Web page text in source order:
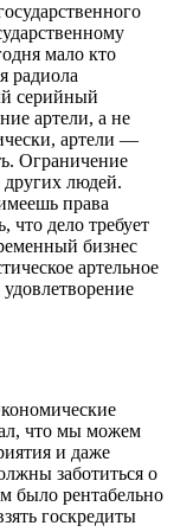
мало кто
радиола
серийный
артели, а не
артели —
Ограничение
людей.
права
что дело требует
бизнес
артельное
что мы можем
и даже
заботиться о
было рентабельно
госкредиты